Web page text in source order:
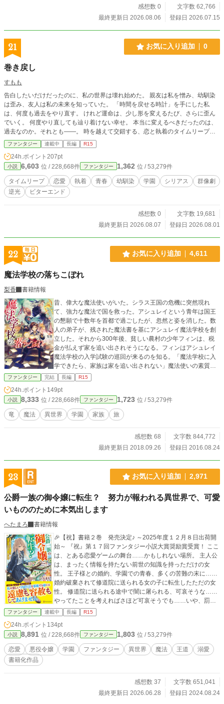
感想数 0
文字数 62,766
最終更新日 2026.08.06
登録日 2026.07.15
21 お気に入り追加 0
巻き戻し
すもも
告白したいだけだったのに、私の世界は壊れ始めた。 親友は私を憎み、幼馴染
は歪み、友人は私の未来を知っていた。 「時間を戻せる時計」を手にした私
は、何度も過去をやり直す。 けれど運命は、少し形を変えるたび、さらに歪ん
でいく。 何度やり直しても辿り着けない幸せ。 本当に変えるべきだったのは、
過去なのか。それとも――。 時を越えて交錯する、恋と執着のタイムリープフ
ァンタジー。
ファンタジー 連載中 長編 R15
24h.ポイント 207pt
小説 6,603 位 / 228,668件 ファンタジー 1,362 位 / 53,279件
タイムリープ 恋愛 執着 青春 幼馴染 学園 シリアス
群像劇
逆光
ビターエンド
感想数 0
文字数 19,681
最終更新日 2026.08.07
登録日 2026.08.01
22 お気に入り追加 4,611
魔法学校の落ちこぼれ
梨香
書籍情報
昔、偉大な魔法使いがいた。シラス王国の危機に突然現れ
て、強力な魔法で国を救った。アシュレイという青年は国王
の懇願で十数年を首都で過ごしたが、忽然と姿を消した。数
人の弟子が、残された魔法書を基にアシュレイ魔法学校を創
立した。それから300年後、貧しい農村の少年フィンは、税
金が払えず家を追い出されそうになる。フィンはアシュレイ
魔法学校の入学試験の巡回が来るのを知る。「魔法学校に入
学できたら、家族は家を追い出されない」魔法使いの素質の
ある子供を発掘しようと、マキシム王は魔法学校に入学した
生徒の家族には免税特権を与えていたのだ。フィンは一か八
かで受験する。ギリギリの成績で合格したフィンは「落ちこ
ぼれ」と一部の貴族から馬鹿にされる。 しかし、何人か友
人もできて、頑張って魔法学校で勉強に励む。 『落ちこぼ
れ』と馬鹿にされていたフィンの成長物語です。
ファンタジー 完結 長編 R15
24h.ポイント 149pt
小説 8,333 位 / 228,668件 ファンタジー 1,723 位 / 53,279件
竜 魔法 異世界 学園 家族 旅
感想数 68
文字数 844,772
最終更新日 2018.09.26
登録日 2016.08.24
23 お気に入り追加 2,971
公爵一族の御令嬢に転生？ 努力が報われる異世界で、可愛
いもののために本気出します
へたまろ
書籍情報
🎉【祝】書籍２巻 発売決定♪ ～2025年度１２月８日出荷開
始～ 『祝』第１７回ファンタジー小説大賞奨励賞受賞！ ここ
は、とある恋愛ゲームの舞台……かもしれない場所。 主人公
は、まったく情報を持たない前世の知識を持っただけの女
性。 王子様との婚約、学園での青春、多くの苦難の末に……
婚約破棄されて修道院に送られる女の子に転生したただの女
性。 修道院に送られる途中で闇に屠られる、可哀そうな……
やってたことを考えればさほど可哀そうでも……いや、罰が
重すぎる程度の悪役令嬢に転生。 しかし、この女性はそうい
った予備知識を全く持ってなかった。 だから、そんな筋書き
は全く関係なし。 レベルもスキルも魔法もある世界に転生し
たからにはやることは、一つ！ やれば結果が数字や能力で確
実に出せる世界。 そんな世界に生まれ変わったら？ レベル上
げ、やらいでか！ 持って生まれたスキル？ 全言語理解と、鑑
ンタジー。 転生恋愛小説よりも、やりこみチートラノベの愛
ファンタジー 連載中 長編 R15
24h.ポイント 134pt
小説 8,891 位 / 228,668件 ファンタジー 1,803 位 / 53,279件
恋愛 悪役令嬢 学園 ファンタジー 異世界 魔法 王道
溺愛
書籍化作品
感想数 37
文字数 651,041
最終更新日 2026.06.28
登録日 2024.08.24